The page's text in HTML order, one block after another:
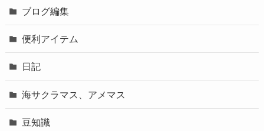
ブログ編集
便利アイテム
日記
海サクラマス、アメマス
豆知識